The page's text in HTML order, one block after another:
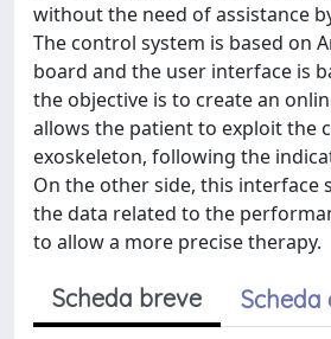
without the need of assistance
The control system is based on
board and the user interface is
the objective is to create an
allows the patient to exploit the
exoskeleton, following the
On the other side, this interface
the data related to the
to allow a more precise therapy.
Scheda breve Scheda